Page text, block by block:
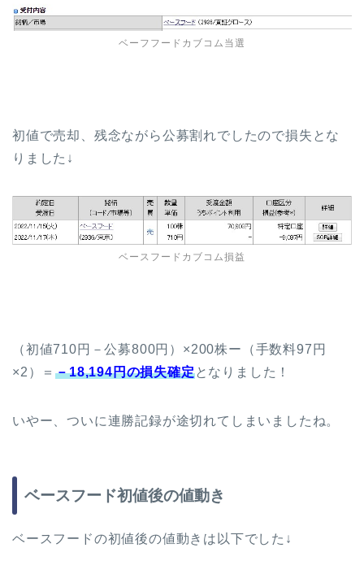
ベーフフードカブコム当選
初値で売却、残念ながら公募割れでしたので損失とな
りました↓
ベースフードカブコム損益
（初値710円－公募800円）×200株ー（手数料97円
×2）＝－18,194円の損失確定となりました！
いやー、ついに連勝記録が途切れてしまいましたね。
ベースフード初値後の値動き
ベースフードの初値後の値動きは以下でした↓